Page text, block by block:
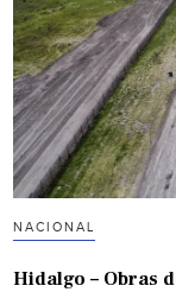
NACIONAL
Hidalgo – Obras